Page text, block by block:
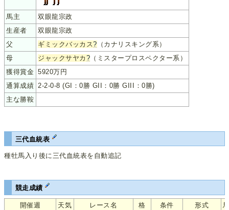
馬主
双眼龍宗政
生産者
双眼龍宗政
父
ギミックバッカス? （カナリスキング系）
母
ジャックサヤカ ? （ミスタープロスペクター系）
獲得賞金 5920万円
通算成績 2-2-0-8 (GI：0勝 GII：0勝 GIII：0勝)
主な勝鞍
三代血統表
種牡馬入り後に三代血統表を自動追記
競走成績
開催週 天気 レース名 格 条件 形式